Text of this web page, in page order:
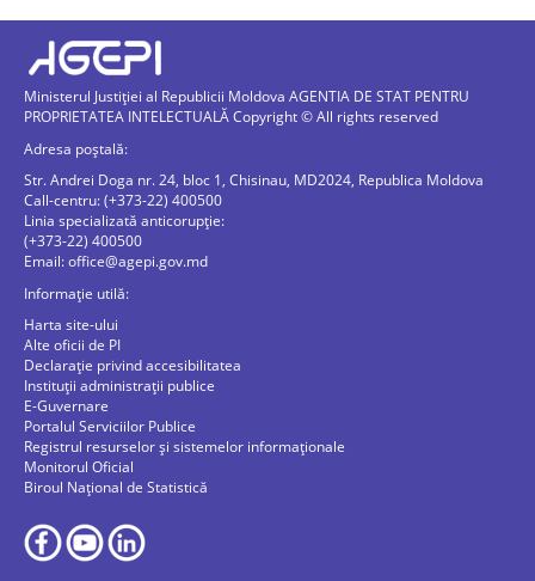
Ministerul Justiției al Republicii Moldova AGENTIA DE STAT PENTRU
PROPRIETATEA INTELECTUALĂ Copyright © All rights reserved
Adresa poștală:
Str. Andrei Doga nr. 24, bloc 1, Chisinau, MD2024, Republica Moldova
Call-centru: (+373-22) 400500
Linia specializată anticorupție:
(+373-22) 400500
Email:office@agepi.gov.md
Informație utilă:
Harta site-ului
Alte oficii de PI
Declarație privind accesibilitatea
Instituții administrații publice
E-Guvernare
Portalul Serviciilor Publice
Registrul resurselor și sistemelor informaționale
Monitorul Oficial
Biroul Naţional de Statistică